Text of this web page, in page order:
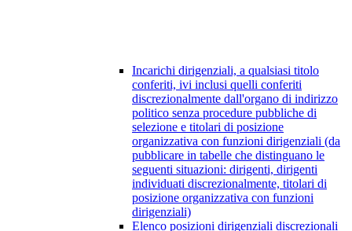
Incarichi dirigenziali, a qualsiasi titolo
conferiti, ivi inclusi quelli conferiti
discrezionalmente dall'organo di indirizzo
politico senza procedure pubbliche di
selezione e titolari di posizione
organizzativa con funzioni dirigenziali (da
pubblicare in tabelle che distinguano le
seguenti situazioni: dirigenti, dirigenti
individuati discrezionalmente, titolari di
posizione organizzativa con funzioni
dirigenziali)
Elenco posizioni dirigenziali discrezionali